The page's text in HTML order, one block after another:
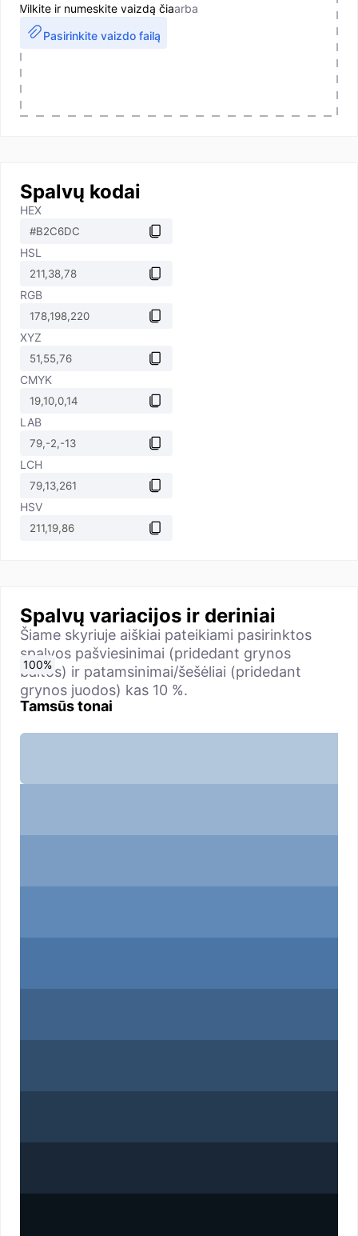
Vilkite ir numeskite vaizdą čiaarba
Pasirinkite vaizdo failą
Spalvų kodai
HEX
HSL
RGB
XYZ
CMYK
LAB
LCH
HSV
Spalvų variacijos ir deriniai
Šiame skyriuje aiškiai pateikiami pasirinktos
spalvos pašviesinimai (pridedant grynos
baltos) ir patamsinimai/šešėliai (pridedant
grynos juodos) kas 10 %.
Tamsūs tonai
0%
10%
20%
30%
40%
50%
60%
70%
80%
90%
100%